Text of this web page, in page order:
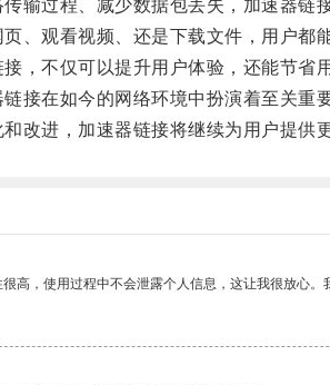
过程、减少数据包丢失，加速器链接
观看视频、还是下载文件，用户都能
不仅可以提升用户体验，还能节省用
在如今的网络环境中扮演着至关重要
进，加速器链接将继续为用户提供更
高，使用过程中不会泄露个人信息，这让我很放心